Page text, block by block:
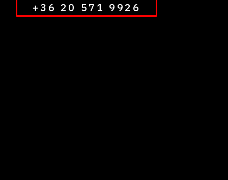
+36 20 571 9926